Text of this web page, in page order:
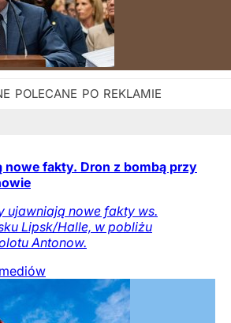
nowe fakty. Dron z bombą przy
ujawniają nowe fakty ws.
Lipsk/Halle, w pobliżu
Antonow.